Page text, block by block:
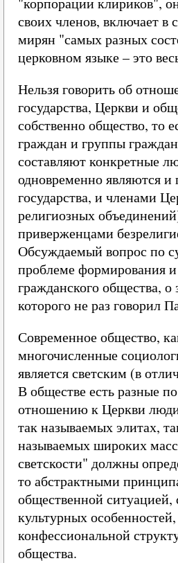
своих членов, включает в
мирян "самых разных
церковном языке – это
Нельзя говорить об
государства, Церкви и
собственно общество, то
граждан и группы
составляют конкретные
одновременно являются
государства, и членами
религиозных
приверженцами
Обсуждаемый вопрос по
проблеме формирования
гражданского общества, о
которого не раз говорил
Современное общество,
многочисленные
является светским (в
В обществе есть разные
отношению к Церкви
так называемых элитах,
называемых широких
светскости" должны
то абстрактными
общественной ситуацией,
культурных
конфессиональной
общества.